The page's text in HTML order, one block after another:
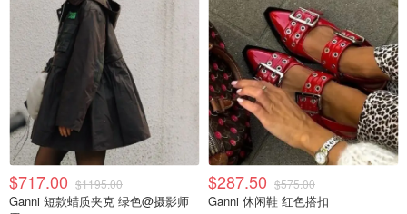
$717.00 $1195.00
Ganni 短款蜡质夹克 绿色@摄影师
$287.50 $575.00
Ganni 休闲鞋 红色搭扣